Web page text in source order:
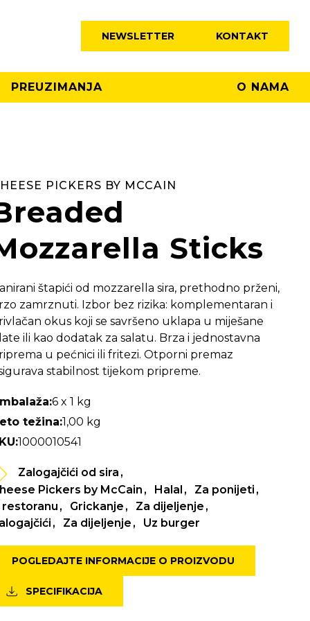
NEWSLETTER KONTAKT
PREUZIMANJA O NAMA
PICKERS BY MCCAIN
Sticks
štapići od mozzarella sira, prethodno prženi,
zamrznuti. Izbor bez rizika: komplementaran i
okus koji se savršeno uklapa u miješane
ili kao dodatak za salatu. Brza i jednostavna
u pećnici ili fritezi. Otporni premaz
stabilnost tijekom pripreme.
6 x 1 kg
težina:1,00 kg
1000010541
Zalogajčići od sira
Pickers by McCain
Halal
Za ponijeti
restoranu
Grickanje
Za dijeljenje
Za dijeljenje Uz burger
POGLEDAJTE INFORMACIJE O PROIZVODU
SPECIFIKACIJA